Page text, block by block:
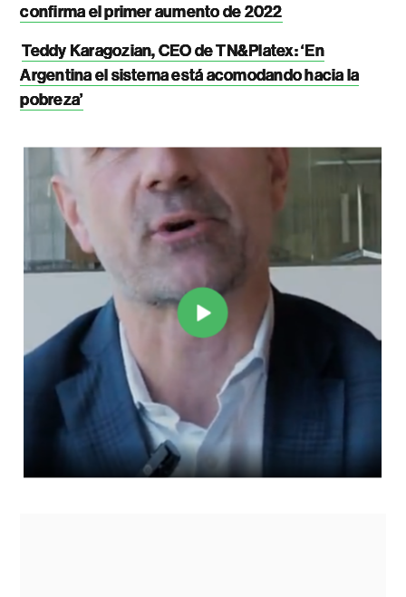
confirma el primer aumento de 2022
Teddy Karagozian, CEO de TN&Platex: ‘En
Argentina el sistema está acomodando hacia la
pobreza’